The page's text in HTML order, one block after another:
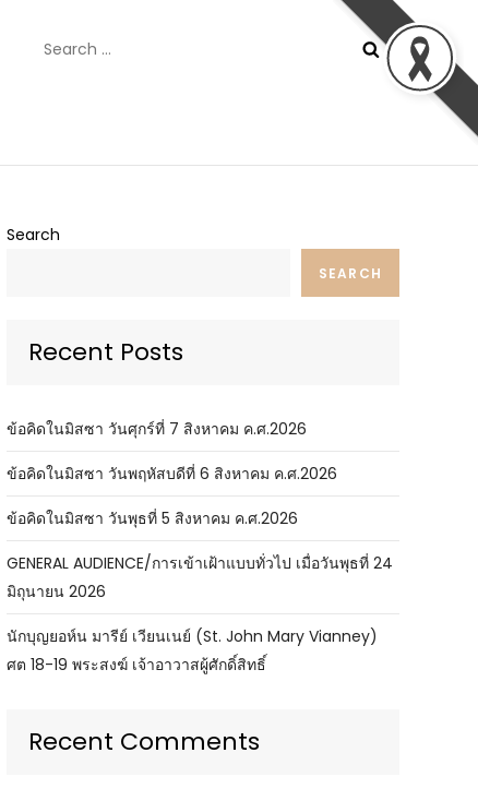
for:
Search
SEARCH
Recent Posts
ข้อคิดในมิสซา วันศุกร์ที่ 7 สิงหาคม ค.ศ.2026
ข้อคิดในมิสซา วันพฤหัสบดีที่ 6 สิงหาคม ค.ศ.2026
ข้อคิดในมิสซา วันพุธที่ 5 สิงหาคม ค.ศ.2026
GENERAL AUDIENCE/การเข้าเฝ้าแบบทั่วไป เมื่อวันพุธที่ 24
มิถุนายน 2026
นักบุญยอห์น มารีย์ เวียนเนย์ (St. John Mary Vianney)
ศต 18-19 พระสงฆ์ เจ้าอาวาสผู้ศักดิ์สิทธิ์
Recent Comments